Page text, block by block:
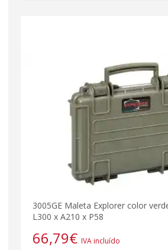
3005GE Maleta Explorer color
L300 x A210 x P58
66,79€ IVA incluído